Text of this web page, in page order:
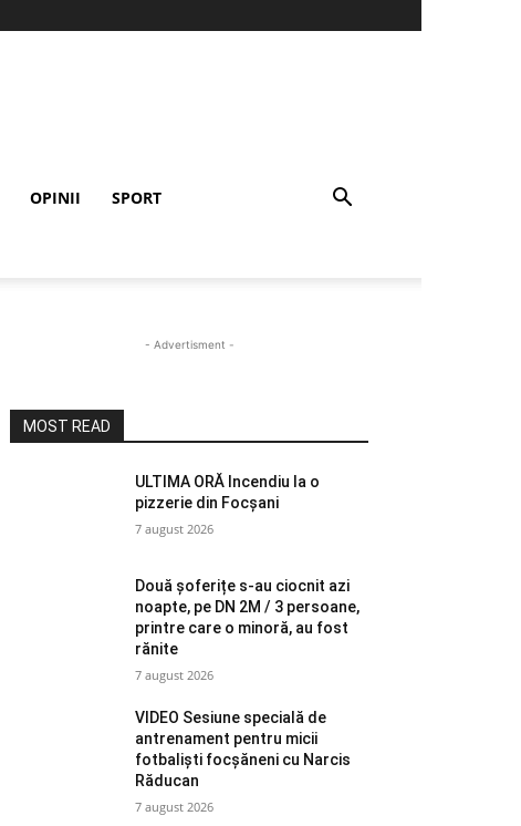
OPINII SPORT
- Advertisment -
MOST READ
ULTIMA ORĂ Incendiu la o
pizzerie din Focșani
7 august 2026
Două șoferițe s-au ciocnit azi
noapte, pe DN 2M / 3 persoane,
printre care o minoră, au fost
rănite
7 august 2026
VIDEO Sesiune specială de
antrenament pentru micii
fotbaliști focșăneni cu Narcis
Răducan
7 august 2026